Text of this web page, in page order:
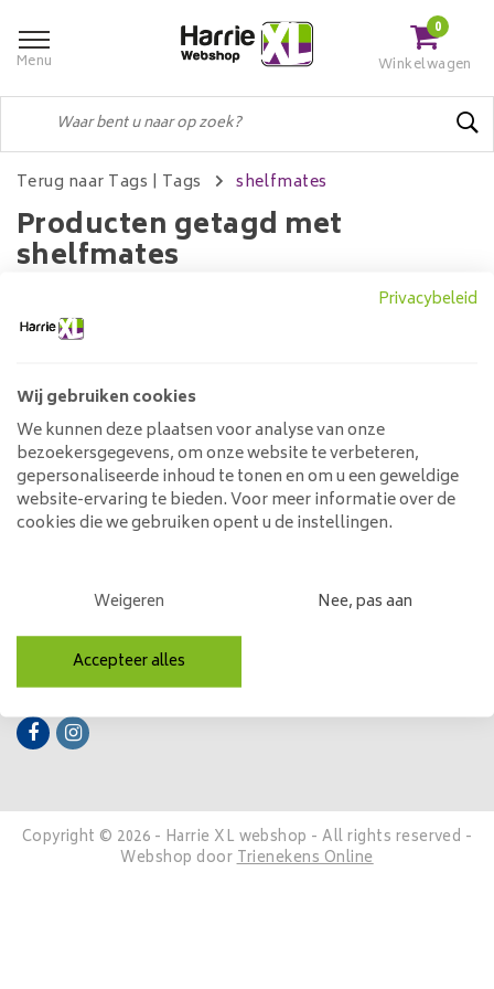
Menu
0
Winkelwagen
Terug naar Tags | Tags shelfmates
Producten getagd met
shelfmates
Geen producten gevonden!...
Klantenservice
Mijn account
Categorieën
Contactgegevens
Volg ons
Copyright © 2026 - Harrie XL webshop - All rights reserved -
Webshop doorTrienekens Online
Privacybeleid
Wij gebruiken cookies
We kunnen deze plaatsen voor analyse van onze
bezoekersgegevens, om onze website te verbeteren,
gepersonaliseerde inhoud te tonen en om u een geweldige
website-ervaring te bieden. Voor meer informatie over de
cookies die we gebruiken opent u de instellingen.
Weigeren Nee, pas aan
Accepteer alles